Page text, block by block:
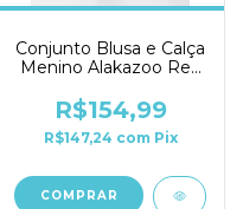
Conjunto Blusa e Calça
Menino Alakazoo Ref.
R$154,99
R$147,24 com Pix
COMPRAR